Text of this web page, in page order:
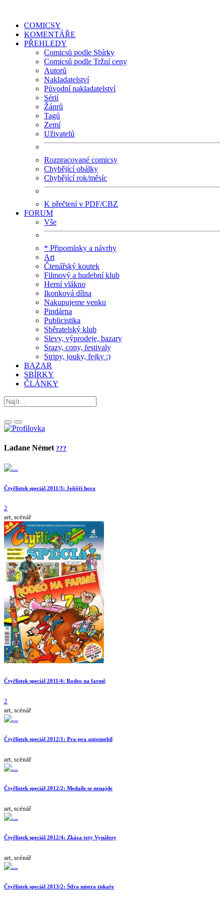
COMICSY
KOMENTÁŘE
PŘEHLEDY
Comicsů podle Sbírky
Comicsů podle Tržní ceny
Autorů
Nakladatelství
Původní nakladatelství
Sérií
Žánrů
Tagů
Zemí
Uživatelů
Rozpracované comicsy
Chybějící obálky
Chybějící rok/měsíc
K přečtení v PDF/CBZ
FORUM
Vše
* Připomínky a návrhy
Art
Čtenářský koutek
Filmový a hudební klub
Herní vlákno
Ikonková dílna
Nakupujeme venku
Pindárna
Publicistika
Sběratelský klub
Slevy, výprodeje, bazary
Srazy, cony, festivaly
Stripy, jouky, fejky :)
BAZAR
SBÍRKY
ČLÁNKY
Ladane Német ???
Čtyřlístek speciál 2011/3: Ještěří hora
2
art, scénář
Čtyřlístek speciál 2011/4: Rodeo na farmě
2
art, scénář
Čtyřlístek speciál 2012/1: Pra-pra automobil
art, scénář
Čtyřlístek speciál 2012/2: Medaile se nenajde
art, scénář
Čtyřlístek speciál 2012/4: Zkáza tety Vynálezy
art, scénář
Čtyřlístek speciál 2013/2: Šifra mistra tiskaře